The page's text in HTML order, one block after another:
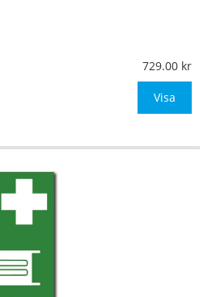
0,7mm (väggmontage)
annat mått upp till 0,02m²)
729.00
Visa